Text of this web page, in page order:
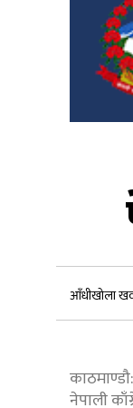
आँधीखोला
काठमाण्डौ:
नेपाली